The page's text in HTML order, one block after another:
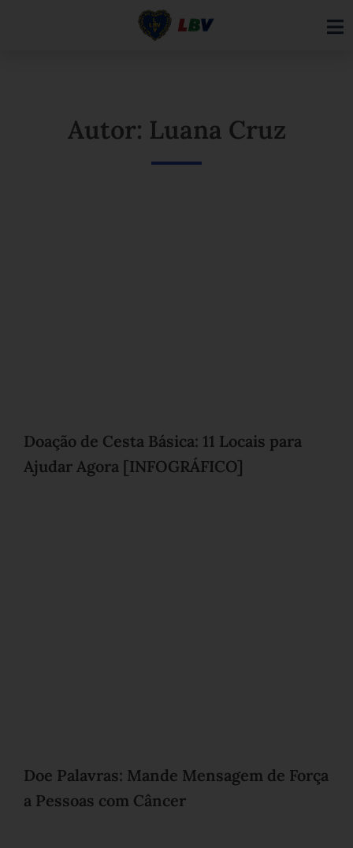
Autor: Luana Cruz
Doação de Cesta Básica: 11 Locais para
Ajudar Agora [INFOGRÁFICO]
Doe Palavras: Mande Mensagem de Força
a Pessoas com Câncer